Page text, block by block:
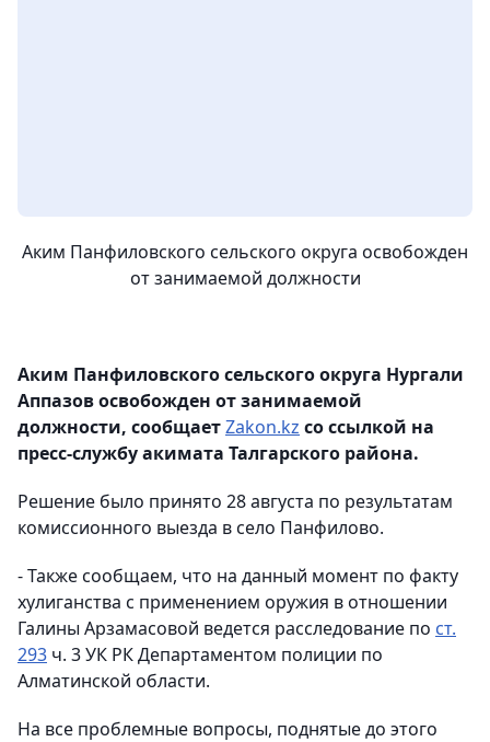
Аким Панфиловского сельского округа освобожден
от занимаемой должности
Аким Панфиловского сельского округа Нургали
Аппазов освобожден от занимаемой
должности, сообщаетZakon.kz со ссылкой на
пресс-службу акимата Талгарского района.
Решение было принято 28 августа по результатам
комиссионного выезда в село Панфилово.
- Также сообщаем, что на данный момент по факту
хулиганства с применением оружия в отношении
Галины Арзамасовой ведется расследование по ст.
293 ч. 3 УК РК Департаментом полиции по
Алматинской области.
На все проблемные вопросы, поднятые до этого